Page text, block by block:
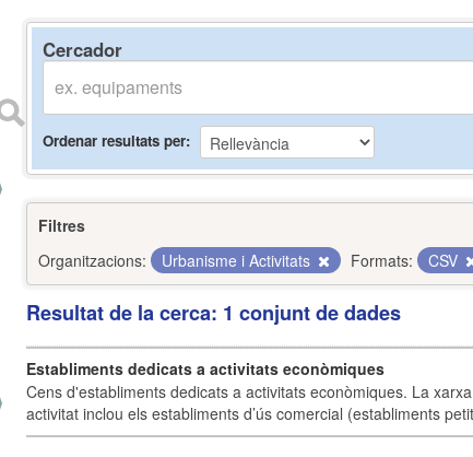
Cercador
Ordenar resultats per
Filtres
Organitzacions:
Urbanisme i Activitats Formats: CSV
Resultat de la cerca: 1 conjunt de dades
Establiments dedicats a activitats econòmiques
Cens d'establiments dedicats a activitats econòmiques. La
activitat inclou els establiments d’ús comercial (establiments